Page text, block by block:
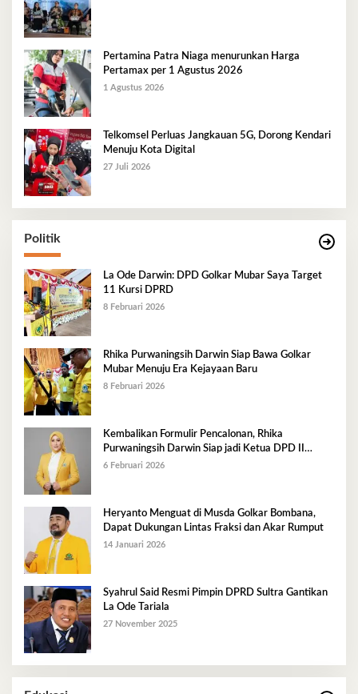
Pertamina Patra Niaga menurunkan Harga
Pertamax per 1 Agustus 2026
1 Agustus 2026
Telkomsel Perluas Jangkauan 5G, Dorong Kendari
Menuju Kota Digital
27 Juli 2026
Politik
La Ode Darwin: DPD Golkar Mubar Saya Target
11 Kursi DPRD
8 Februari 2026
Rhika Purwaningsih Darwin Siap Bawa Golkar
Mubar Menuju Era Kejayaan Baru
8 Februari 2026
Kembalikan Formulir Pencalonan, Rhika
Purwaningsih Darwin Siap jadi Ketua DPD II
Golkar Mubar
6 Februari 2026
Heryanto Menguat di Musda Golkar Bombana,
Dapat Dukungan Lintas Fraksi dan Akar Rumput
14 Januari 2026
Syahrul Said Resmi Pimpin DPRD Sultra Gantikan
La Ode Tariala
27 November 2025